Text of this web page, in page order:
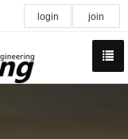
login join